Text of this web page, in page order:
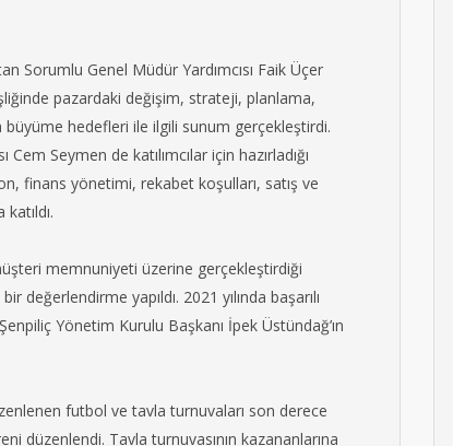
Sorumlu Genel Müdür Yardımcısı Faik Üçer
pazardaki değişim, strateji, planlama,
hedefleri ile ilgili sunum gerçekleştirdi.
Seymen de katılımcılar için hazırladığı
finans yönetimi, rekabet koşulları, satış ve
memnuniyeti üzerine gerçekleştirdiği
yapıldı. 2021 yılında başarılı
Yönetim Kurulu Başkanı İpek Üstündağ’ın
futbol ve tavla turnuvaları son derece
düzenlendi. Tavla turnuvasının kazananlarına